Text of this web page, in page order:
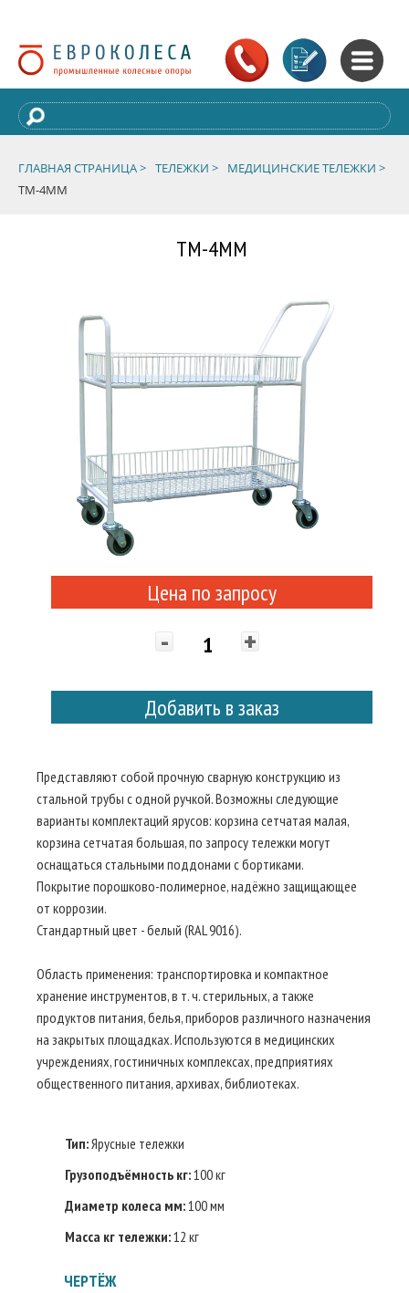
ГЛАВНАЯ СТРАНИЦА > ТЕЛЕЖКИ >
МЕДИЦИНСКИЕ ТЕЛЕЖКИ >
ТМ-4ММ
ТМ-4ММ
Цена по запросу
- +
Добавить в заказ
Представляют собой прочную сварную конструкцию из
стальной трубы с одной ручкой. Возможны следующие
варианты комплектаций ярусов: корзина сетчатая малая,
корзина сетчатая большая, по запросу тележки могут
оснащаться стальными поддонами с бортиками.
Покрытие порошково-полимерное, надёжно защищающее
от коррозии.
Стандартный цвет - белый (RAL 9016).
Область применения: транспортировка и компактное
хранение инструментов, в т. ч. стерильных, а также
продуктов питания, белья, приборов различного назначения
на закрытых площадках. Используются в медицинских
учреждениях, гостиничных комплексах, предприятиях
общественного питания, архивах, библиотеках.
Тип:Ярусные тележки
Грузоподъёмность кг:100 кг
Диаметр колеса мм:100 мм
Масса кг тележки:12 кг
ЧЕРТЁЖ